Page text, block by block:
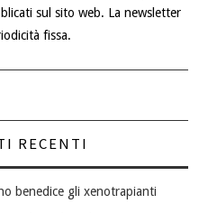
sul sito web. La newsletter
fissa.
RECENTI
benedice gli xenotrapianti